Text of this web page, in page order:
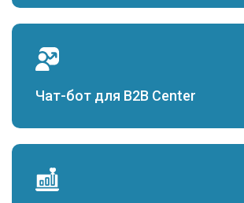
Чат-бот для B2B Center